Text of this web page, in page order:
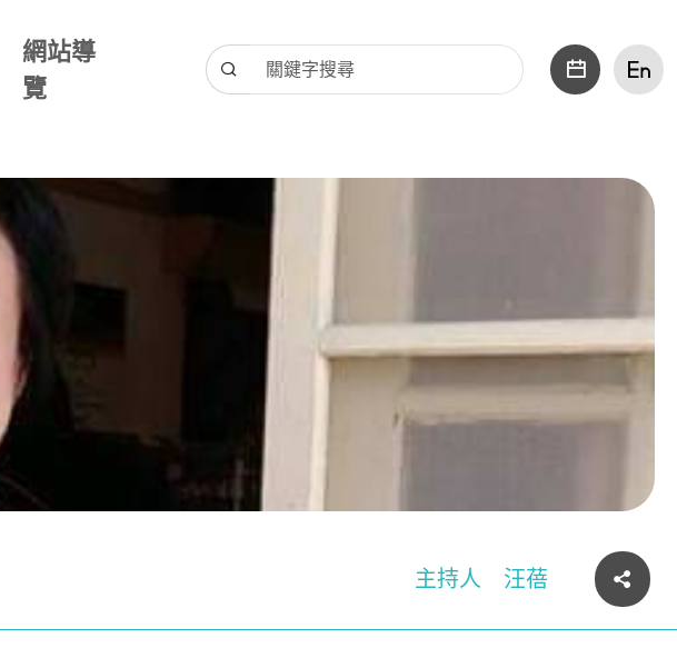
網站導
覽
主持人 汪蓓